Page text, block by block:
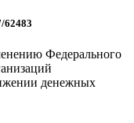
62483
Федерального
денежных